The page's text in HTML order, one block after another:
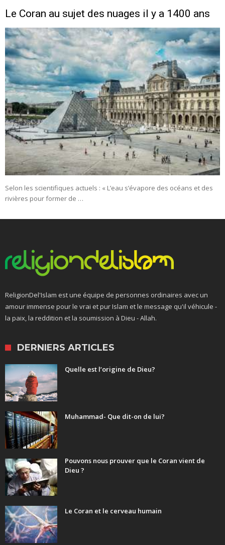
Le Coran au sujet des nuages il y a 1400 ans
Selon les scientifiques actuels : « L’eau s’évapore des océans et des
rivières pour former de …
ReligionDel'Islam est une équipe de personnes ordinaires avec un
amour immense pour le vrai et pur Islam et le message qu'il véhicule -
la paix, la reddition et la soumission à Dieu - Allah.
DERNIERS ARTICLES
Quelle est l’origine de Dieu?
Muhammad- Que dit-on de lui?
Pouvons nous prouver que le Coran vient de
Dieu ?
Le Coran et le cerveau humain